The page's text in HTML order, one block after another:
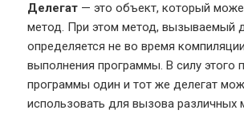
Делегат — это объект, который
метод. При этом метод, вызываемый
определяется не во время
выполнения программы. В силу этого
программы один и тот же делегат
использовать для вызова различных